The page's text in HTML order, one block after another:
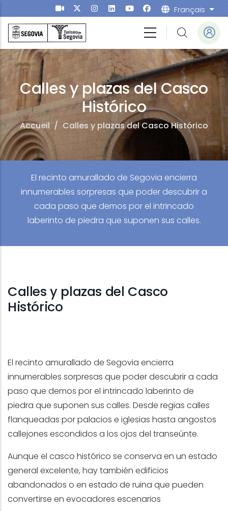
Aller au contenu principal Français
Calles y plazas del Casco
Histórico
Accueil / Calles y plazas del Casco Histórico
El recinto amurallado de Segovia encierra
innumerables sorpresas que poder descubrir a
cada paso que demos por el intrincado
laberinto de piedra que suponen sus calles.
Calles y plazas del Casco
Histórico
El recinto amurallado de Segovia encierra
innumerables sorpresas que poder descubrir a cada
paso que demos por el intrincado laberinto de
piedra que suponen sus calles. Desde regias calles
flanqueadas por palacios e iglesias hasta angostos
callejones escondidos a los ojos del transeúnte.
Aunque el casco histórico se conserva en un estado
general excelente, hay también edificios
abandonados o en estado de ruina que pueden
convertirse en evocadores escenarios